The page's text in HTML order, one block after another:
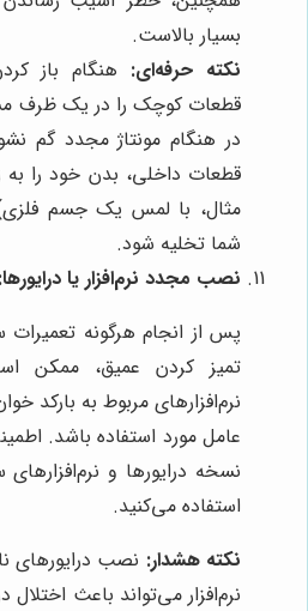
بسیار بالاست.
نکته حرفه‌ای: هنگام باز
قطعات کوچک را در یک ظرف
در هنگام مونتاژ مجدد گم
قطعات داخلی، بدن خود را
مثال، با لمس یک جسم
شما تخلیه شود.
نصب مجدد نرم‌افزار یا درایورها:
پس از انجام هرگونه
تمیز کردن عمیق، ممکن
نرم‌افزارهای مربوط به بارکد
عامل مورد استفاده باشد.
نسخه درایورها و
استفاده می‌کنید.
نکته هشدار: نصب درایورهای
نرم‌افزار می‌تواند باعث